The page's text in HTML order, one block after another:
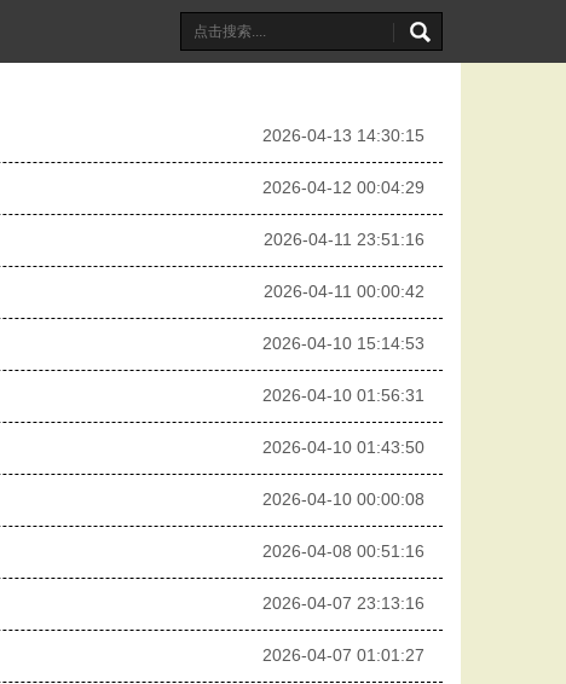
2026-04-13 14:30:15
2026-04-12 00:04:29
2026-04-11 23:51:16
2026-04-11 00:00:42
2026-04-10 15:14:53
2026-04-10 01:56:31
2026-04-10 01:43:50
2026-04-10 00:00:08
2026-04-08 00:51:16
2026-04-07 23:13:16
2026-04-07 01:01:27